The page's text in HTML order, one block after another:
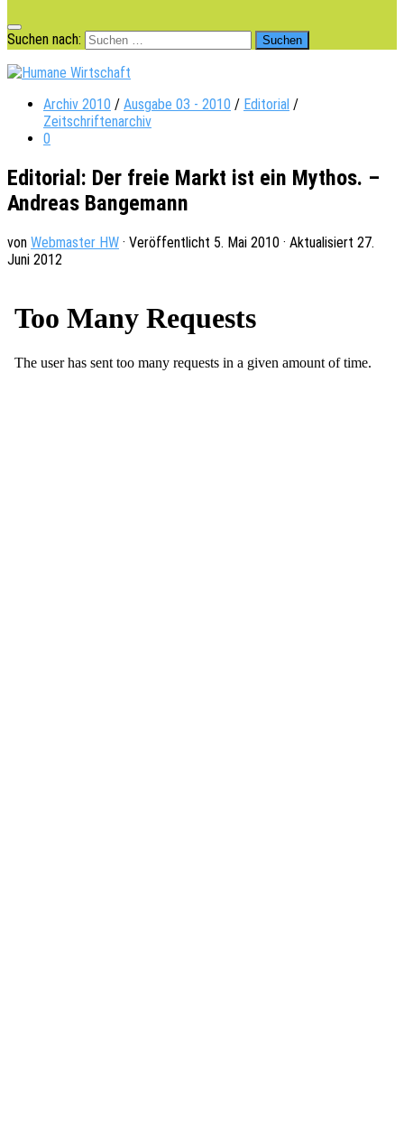
Suchen nach:
Archiv 2010 / Ausgabe 03 - 2010 / Editorial /
Zeitschriftenarchiv
0
Editorial: Der freie Markt ist ein Mythos. –
Andreas Bangemann
von Webmaster HW · Veröffentlicht 5. Mai 2010 · Aktualisiert 27.
Juni 2012